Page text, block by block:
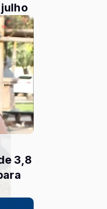
julho
3,8